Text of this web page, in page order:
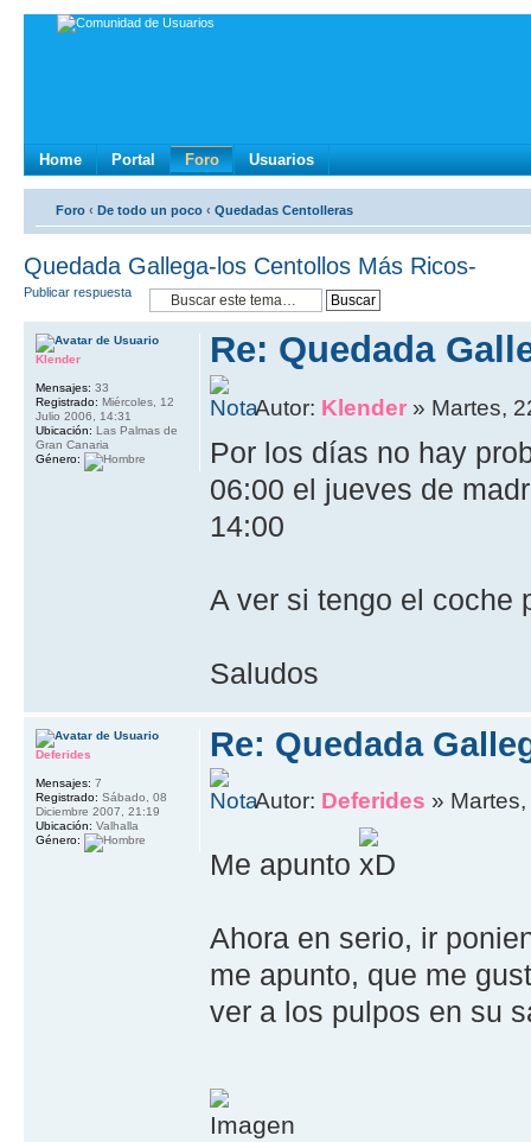
Home Portal Foro Usuarios
Foro ‹ De todo un poco ‹ Quedadas Centolleras
Quedada Gallega-los Centollos Más Ricos-
Publicar respuesta
Re: Quedada
Autor: Klender » Martes,
Por los días no hay
06:00 el jueves de
14:00
A ver si tengo el coche
Saludos
Klender
Mensajes: 33
Registrado: Miércoles, 12
Julio 2006, 14:31
Ubicación: Las Palmas de
Gran Canaria
Género:
Re: Quedada
Autor: Deferides »
Me apunto
Ahora en serio, ir
me apunto, que me
ver a los pulpos en su
Deferides
Mensajes: 7
Registrado: Sábado, 08
Diciembre 2007, 21:19
Ubicación: Valhalla
Género: